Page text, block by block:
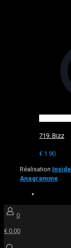
719. Bizz
€ 1.90
Réalisation Inside
Anagramme
0
€ 0.00